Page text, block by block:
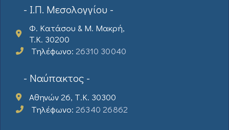
- Ι.Π. Μεσολογγίου -
Φ. Κατάσου & Μ. Μακρή,
T.K. 30200
Τηλέφωνο: 26310 30040
- Ναύπακτος -
Αθηνών 26, Τ.Κ. 30300
Τηλέφωνο: 26340 26862